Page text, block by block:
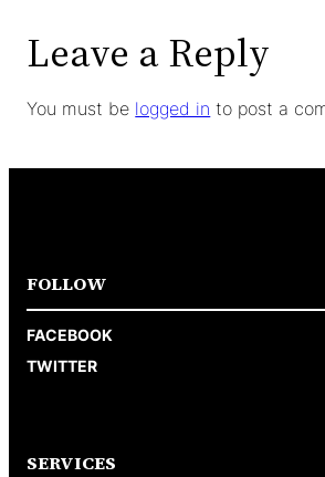
Leave a Reply
You must be logged in to post a
FOLLOW
FACEBOOK
TWITTER
SERVICES